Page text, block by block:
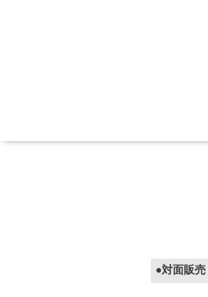
●対面販売